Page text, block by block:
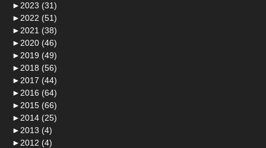
► 2023 (31)
► 2022 (51)
► 2021 (38)
► 2020 (46)
► 2019 (49)
► 2018 (56)
► 2017 (44)
► 2016 (64)
► 2015 (66)
► 2014 (25)
► 2013 (4)
► 2012 (4)